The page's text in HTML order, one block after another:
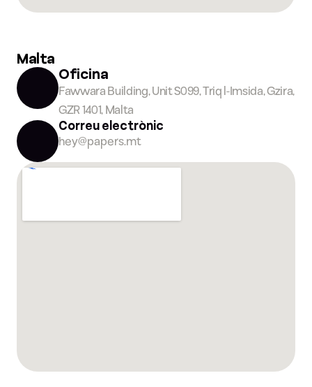
Malta
Oficina
Fawwara Building, Unit S099, Triq l-Imsida, Gzira,
GZR 1401, Malta
Correu electrònic
hey@papers.mt